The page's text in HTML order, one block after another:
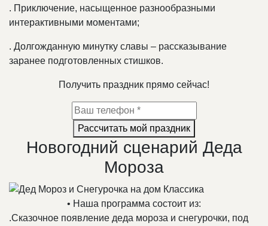
. Приключение, насыщенное разнообразными
интерактивными моментами;
. Долгожданную минутку славы – рассказывание
заранее подготовленных стишков.
Получить праздник прямо сейчас!
Рассчитать мой праздник
Новогодний сценарий Деда
Мороза
• Наша программа состоит из:
.Сказочное появление деда мороза и снегурочки, под